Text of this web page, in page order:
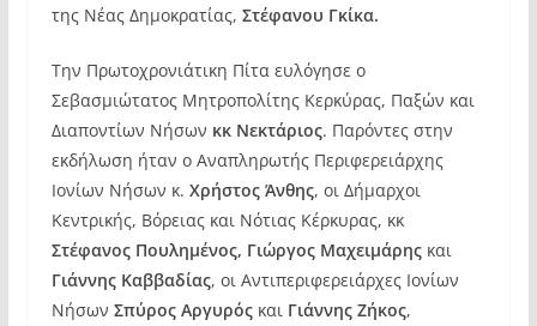
της Νέας Δημοκρατίας, Στέφανου Γκίκα.
Την Πρωτοχρονιάτικη Πίτα ευλόγησε ο
Σεβασμιώτατος Μητροπολίτης Κερκύρας, Παξών και
Διαποντίων Νήσων κκ Νεκτάριος. Παρόντες στην
εκδήλωση ήταν ο Αναπληρωτής Περιφερειάρχης
Ιονίων Νήσων κ. Χρήστος Άνθης, οι Δήμαρχοι
Κεντρικής, Βόρειας και Νότιας Κέρκυρας, κκ
Στέφανος Πουλημένος, Γιώργος Μαχειμάρης και
Γιάννης Καββαδίας, οι Αντιπεριφερειάρχες Ιονίων
Νήσων Σπύρος Αργυρός και Γιάννης Ζήκος,